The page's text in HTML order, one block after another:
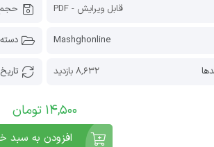
قابل ویرایش - PDF حجم
Mashghonline
8,632 بازدید
14,500 تومان
افزودن به سبد